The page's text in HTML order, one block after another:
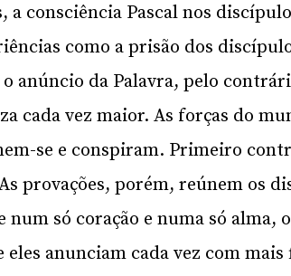
a consciência Pascal nos
como a prisão dos
anúncio da Palavra, pelo
cada vez maior. As forças do
se e conspiram. Primeiro
provações, porém, reúnem os
num só coração e numa só alma,
eles anunciam cada vez com